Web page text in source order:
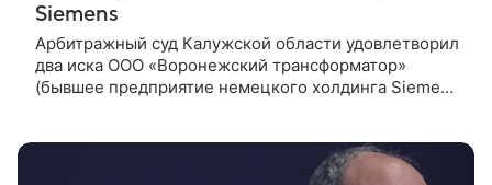
Siemens
Арбитражный суд Калужской области удовлетворил
два иска ООО «Воронежский трансформатор»
(бывшее предприятие немецкого холдинга Siemens
(контролируется германским «Сименс мобилити
ГМБХ»). С ответчика решено взыскать убытки в